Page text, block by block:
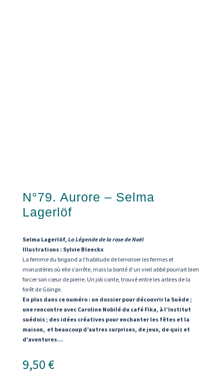
N°79. Aurore – Selma
Lagerlöf
Selma Lagerlöf, La Légende de la rose de Noël
Illustrations : Sylvie Bleeckx
La femme du brigand a l’habitude de terroriser les fermes et
monastères où elle s’arrête, mais la bonté d’un vieil abbé pourrait bien
forcer son cœur de pierre. Un joli conte, trouvé entre les arbres de la
forêt de Göinge.
En plus dans ce numéro : un dossier pour découvrir la Suède ;
une rencontre avec Caroline Nobilé du café Fika, à l’Institut
suédois ; des idées créatives pour enchanter les fêtes et la
maison, et beaucoup d’autres surprises, de jeux, de quiz et
d’aventures…
9,50 €